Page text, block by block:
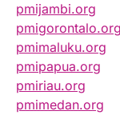
pmijambi.org
pmigorontalo.org
pmimaluku.org
pmipapua.org
pmiriau.org
pmimedan.org